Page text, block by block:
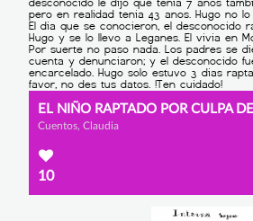
Cuentos, Claudia
10